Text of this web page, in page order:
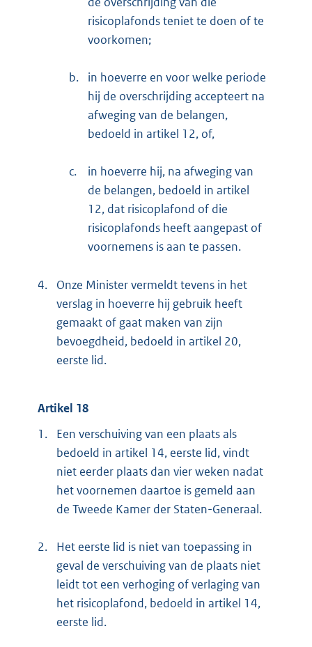
risicoplafonds teniet te doen of te
voorkomen;
b.
in hoeverre en voor welke periode
hij de overschrijding accepteert na
afweging van de belangen,
bedoeld in artikel 12, of,
c.
in hoeverre hij, na afweging van
de belangen, bedoeld in artikel
12, dat risicoplafond of die
risicoplafonds heeft aangepast of
voornemens is aan te passen.
4.
Onze Minister vermeldt tevens in het
verslag in hoeverre hij gebruik heeft
gemaakt of gaat maken van zijn
bevoegdheid, bedoeld in artikel 20,
eerste lid.
Artikel 18
1.
Een verschuiving van een plaats als
bedoeld in artikel 14, eerste lid, vindt
niet eerder plaats dan vier weken nadat
het voornemen daartoe is gemeld aan
de Tweede Kamer der Staten-Generaal.
2.
Het eerste lid is niet van toepassing in
geval de verschuiving van de plaats niet
leidt tot een verhoging of verlaging van
het risicoplafond, bedoeld in artikel 14,
eerste lid.